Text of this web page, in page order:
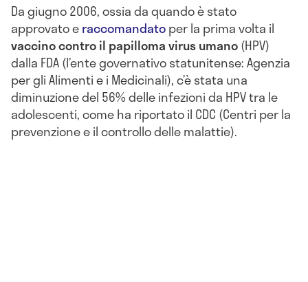
Da giugno 2006, ossia da quando è stato
approvato eraccomandatoper la prima volta il
vaccino contro il papilloma virus umano(HPV)
dalla FDA (l’ente governativo statunitense: Agenzia
per gli Alimenti e i Medicinali), c’è stata una
diminuzione del 56% delle infezioni da HPV tra le
adolescenti, come ha riportato il CDC (Centri per la
prevenzione e il controllo delle malattie).